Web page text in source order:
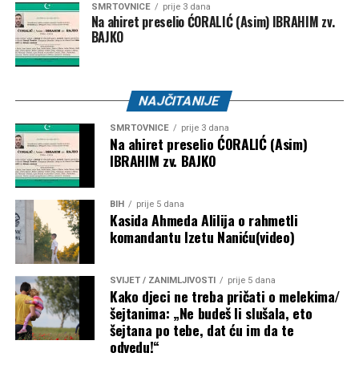
SMRTOVNICE prije 3 dana
Na ahiret preselio ĆORALIĆ (Asim) IBRAHIM zv.
BAJKO
NAJČITANIJE
SMRTOVNICE prije 3 dana
Na ahiret preselio ĆORALIĆ (Asim)
IBRAHIM zv. BAJKO
BIH prije 5 dana
Kasida Ahmeda Alilija o rahmetli
komandantu Izetu Naniću(video)
SVIJET / ZANIMLJIVOSTI prije 5 dana
Kako djeci ne treba pričati o melekima/
šejtanima: „Ne budeš li slušala, eto
šejtana po tebe, dat ću im da te
odvedu!“